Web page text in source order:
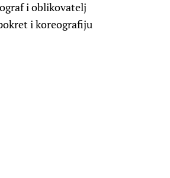
i oblikovatelj
i koreografiju